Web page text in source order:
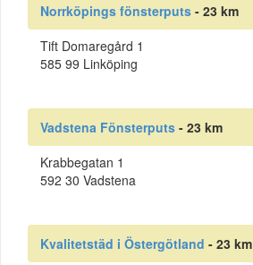
Norrköpings fönsterputs - 23 km
Tift Domaregård 1
585 99 Linköping
Vadstena Fönsterputs - 23 km
Krabbegatan 1
592 30 Vadstena
Kvalitetstäd i Östergötland - 23 km